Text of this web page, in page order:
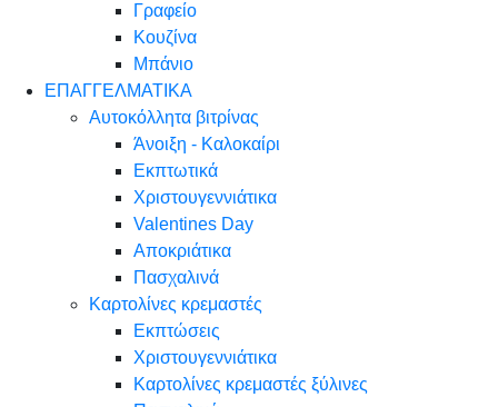
Γραφείο
Κουζίνα
Μπάνιο
ΕΠΑΓΓΕΛΜΑΤΙΚΑ
Αυτοκόλλητα βιτρίνας
Άνοιξη - Καλοκαίρι
Εκπτωτικά
Χριστουγεννιάτικα
Valentines Day
Αποκριάτικα
Πασχαλινά
Καρτολίνες κρεμαστές
Εκπτώσεις
Χριστουγεννιάτικα
Καρτολίνες κρεμαστές ξύλινες